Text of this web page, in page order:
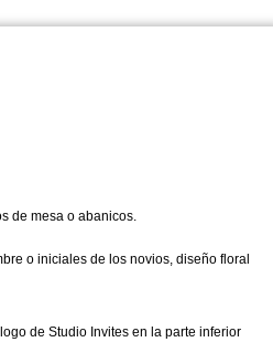
de mesa o abanicos.
o iniciales de los novios, diseño floral
de Studio Invites en la parte inferior